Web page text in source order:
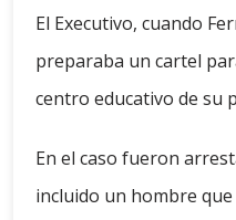
El Executivo, cuando
preparaba un cartel
centro educativo de su
En el caso fueron
incluido un hombre